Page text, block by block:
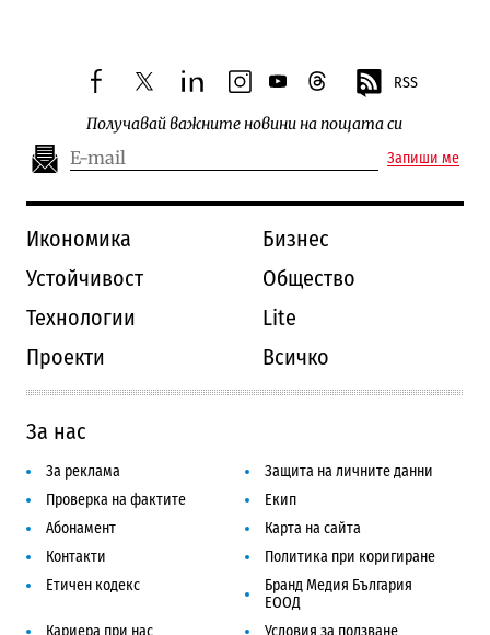
facebooktwitterlinkedininstagram
youtubethreads RSS
Получавай важните новини на пощата си
Запиши ме
Икономика
Бизнес
Устойчивост
Общество
Технологии
Lite
Проекти
Всичко
За нас
За реклама
Защита на личните данни
Проверка на фактите
Екип
Абонамент
Карта на сайта
Контакти
Политика при коригиране
Етичен кодекс
Бранд Медия България
ЕООД